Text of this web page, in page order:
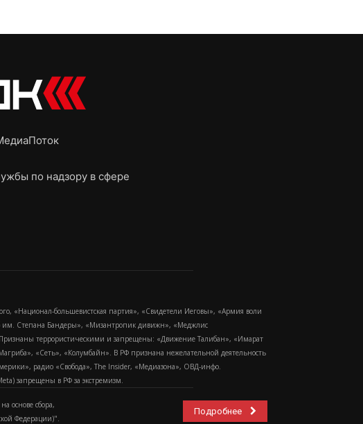
по надзору в сфере
«Национал-большевистская партия», «Свидетели Иеговы», «Армия воли
им. Степана Бандеры», «Мизантропик дивижн», «Меджлис
Признаны террористическими и запрещены: «Движение Талибан», «Имарат
«Сеть», «Колумбайн». В РФ признана нежелательной деятельность
радио «Свобода», The Insider, «Медиазона», ОВД-инфо.
запрещены в РФ за экстремизм.
основе сбора,
Федерации)".
Подробнее